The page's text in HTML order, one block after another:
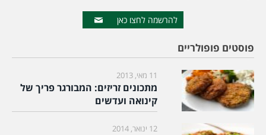
להרשמה לחצו כאן
פוסטים פופולריים
11 מאי, 2013
מתכונים זריזים: המבורגר פריך של
קינואה ועדשים
12 ינואר, 2014